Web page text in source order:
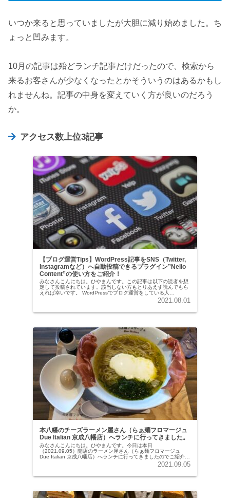
いつか来ると思っていましたが大胆に減り始めました。ち
ょっと凹みます。
10月の記事は殆どランチ記事だけだったので、検索から
来るお客さんが少なくなったとかそういうのはあるかもし
れませんね。記事の中身を変えていく方が良いのだろう
か。
アクセス数上位3記事
【ブログ運営Tips】WordPress記事をSNS（Twitter,
Instagramなど）へ自動投稿できるプラグイン”Nelio
Content”の使い方をご紹介！
みなさんこんにちは。ひやまんです。この記事は以下の読者を想
定して投稿されています。該当しない方もとりあえず読んでもら
えれば幸いです。 WordPressでブログ運営をしている人
2021.08.01
本八幡のチーズラーメン屋さん（らぁ麺フロマージュ
Due Italian 京成八幡店）へランチに行ってきました。
みなさんこんにちは。ひやまんです。今日は本日
（2021.09.05）開店のラーメン屋さん（らぁ麺フロマージュ
Due Italian 京成八幡店）へランチに行ってきましたのでご紹介し
ます。3年連続「ミシュランガイド東京」に掲載されているお
2021.09.05